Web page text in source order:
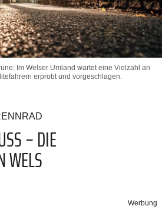
Im Welser Umland wartet eine Vielzahl an
erprobt und vorgeschlagen.
– DIE
WELS
Werbung